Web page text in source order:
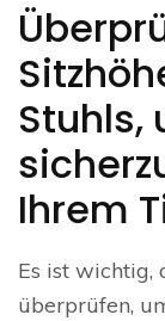
Stuhls,
Ihrem
Es ist wichtig,
überprüfen,